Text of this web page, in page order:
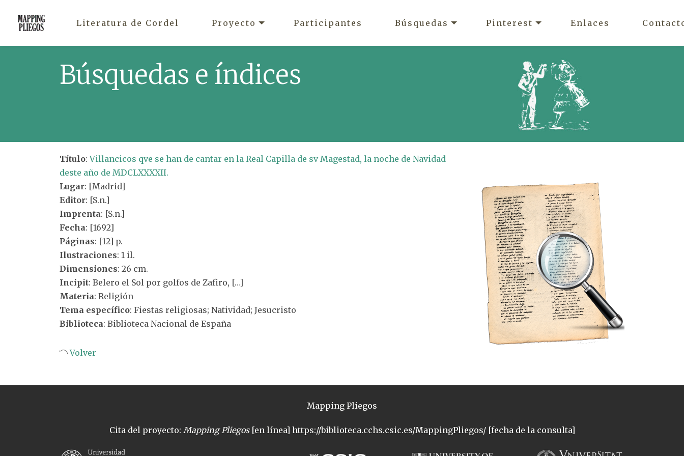
Literatura de Cordel Proyecto Participantes Búsquedas Pinterest Enlaces
Búsquedas e índices
Título:Villancicos qve se han de cantar en la Real Capilla de sv Magestad, la noche de Navidad
deste año de MDCLXXXXII.
Lugar: [Madrid]
Editor: [S.n.]
Imprenta: [S.n.]
Fecha: [1692]
Páginas: [12] p.
Ilustraciones: 1 il.
Dimensiones: 26 cm.
Incipit: Belero el Sol por golfos de Zafiro, […]
Materia: Religión
Tema específico: Fiestas religiosas; Natividad; Jesucristo
Biblioteca: Biblioteca Nacional de España
Volver
Mapping Pliegos
Cita del proyecto: Mapping Pliegos[en línea] https://biblioteca.cchs.csic.es/MappingPliegos/ [fecha de la consulta]